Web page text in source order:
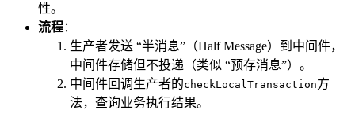
性。
流程：
生产者发送 “半消息”（Half Message）到中间件，
中间件存储但不投递（类似 “预存消息”）。
中间件回调生产者的checkLocalTransaction方
法，查询业务执行结果。